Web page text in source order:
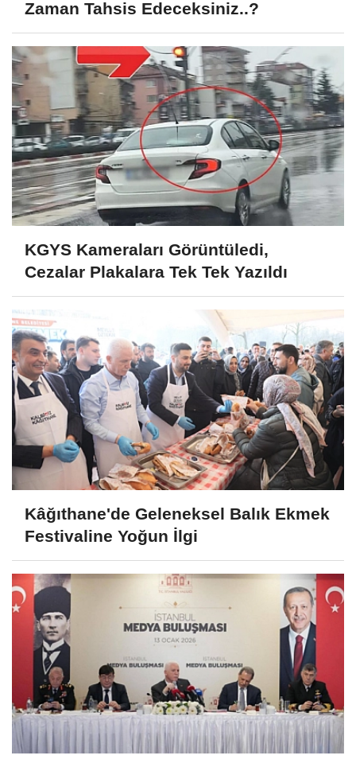
Zaman Tahsis Edeceksiniz..?
KGYS Kameraları Görüntüledi,
Cezalar Plakalara Tek Tek Yazıldı
Kâğıthane'de Geleneksel Balık Ekmek
Festivaline Yoğun İlgi